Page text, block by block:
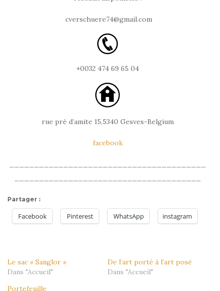
cverschuere74@gmail.com
+0032 474 69 65 04
rue pré d’amite 15,5340 Gesves-Belgium
facebook
Partager :
Facebook Pinterest WhatsApp instagram
Le sac « Sanglor »
Dans "Accueil"
De l’art porté à l’art posé
Dans "Accueil"
Portefeuille